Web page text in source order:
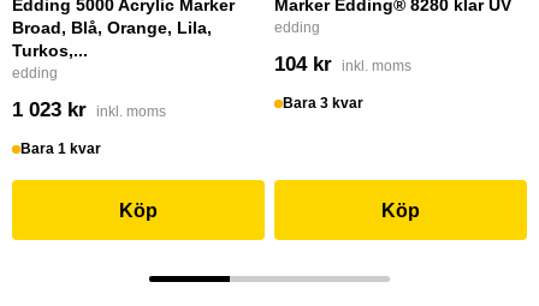
Edding 5000 Acrylic Marker
Broad, Blå, Orange, Lila,
Turkos,...
edding
1 023 kr inkl. moms
Bara 1 kvar
Köp
Marker Edding® 8280 klar UV
edding
104 kr inkl. moms
Bara 3 kvar
Köp